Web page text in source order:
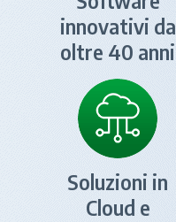
innovativi da
oltre 40 anni
Soluzioni in
Cloud e